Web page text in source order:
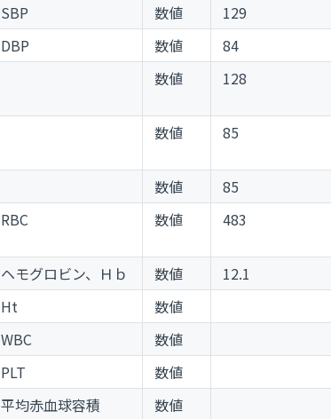
SBP 数値
129
DBP 数値
84
数値 128
数値 85
数値
85
RBC 数値 483
ヘモグロビン、Ｈｂ 数値
12.1
Ht
数値
WBC
数値
PLT
数値
平均赤血球容積 数値